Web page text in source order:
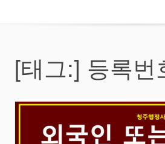
[태그:] 등록번